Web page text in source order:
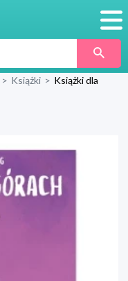
> Książki > Książki dla